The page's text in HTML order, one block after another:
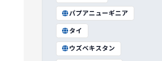
パプアニューギニア
タイ
ウズベキスタン